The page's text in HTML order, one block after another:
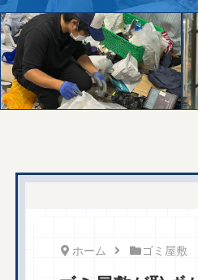
ホーム ゴミ屋敷